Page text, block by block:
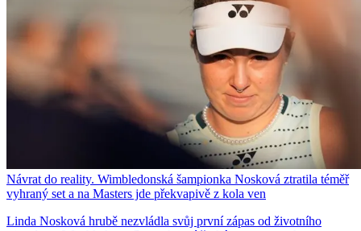
Návrat do reality. Wimbledonská šampionka Nosková ztratila téměř
vyhraný set a na Masters jde překvapivě z kola ven
Linda Nosková hrubě nezvládla svůj první zápas od životního